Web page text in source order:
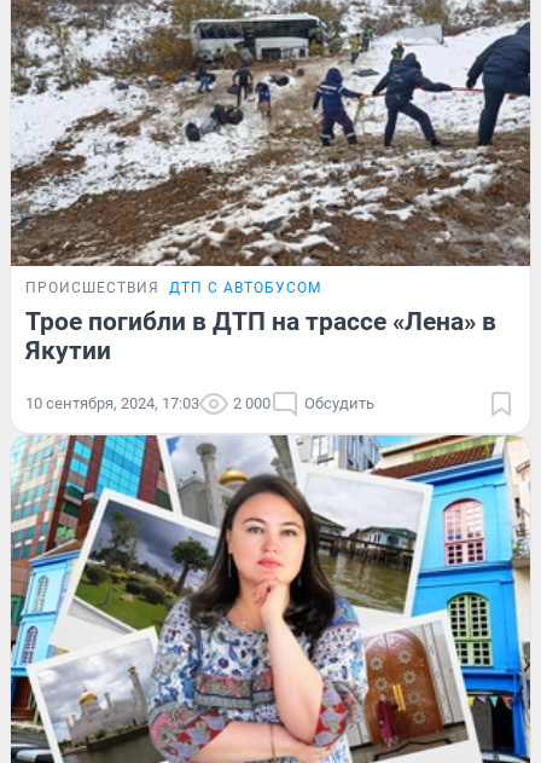
ПРОИСШЕСТВИЯ ДТП С АВТОБУСОМ
Трое погибли в ДТП на трассе «Лена» в
Якутии
10 сентября, 2024, 17:03 2 000 Обсудить